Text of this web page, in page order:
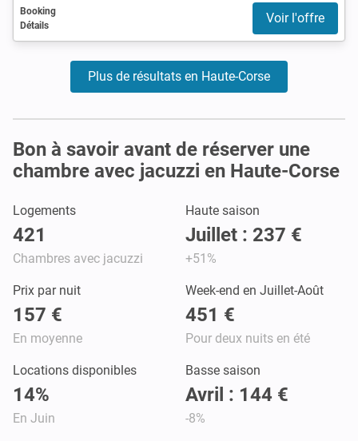
Booking
Détails
Voir l'offre
Plus de résultats en Haute-Corse
Bon à savoir avant de réserver une
chambre avec jacuzzi en Haute-Corse
Logements
421
Chambres avec jacuzzi
Haute saison
Juillet : 237 €
+51%
Prix par nuit
157 €
En moyenne
Week-end en Juillet-Août
451 €
Pour deux nuits en été
Locations disponibles
14%
En Juin
Basse saison
Avril : 144 €
-8%